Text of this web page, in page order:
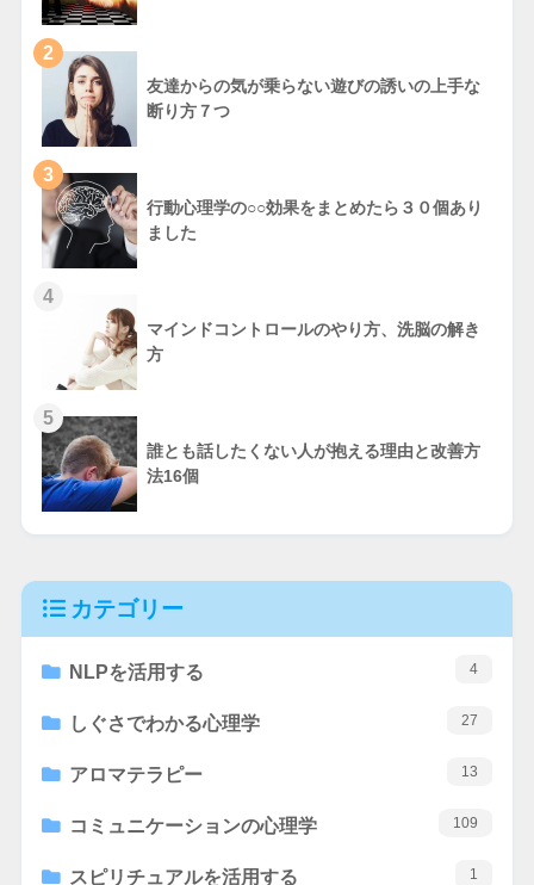
2
友達からの気が乗らない遊びの誘いの上手な
断り方７つ
3
行動心理学の○○効果をまとめたら３０個あり
ました
4
マインドコントロールのやり方、洗脳の解き
方
5
誰とも話したくない人が抱える理由と改善方
法16個
カテゴリー
NLPを活用する 4
しぐさでわかる心理学 27
アロマテラピー 13
コミュニケーションの心理学 109
スピリチュアルを活用する 1